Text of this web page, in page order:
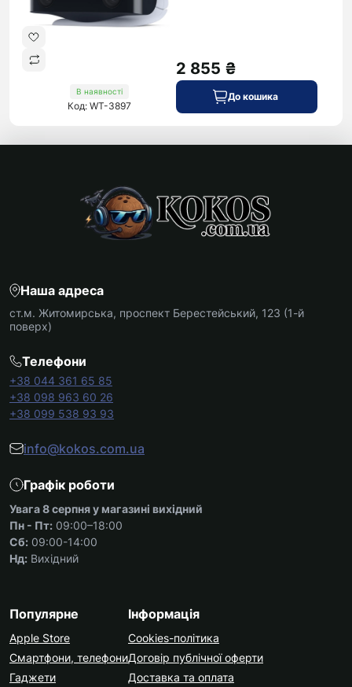
В наявності
Код: WT-3897
2 855 ₴
До кошика
Наша адреса
ст.м. Житомирська, проспект Берестейський, 123 (1-й
поверх)
Телефони
+38 044 361 65 85
+38 098 963 60 26
+38 099 538 93 93
info@kokos.com.ua
Графік роботи
Увага 8 серпня у магазині вихідний
Пн - Пт: 09:00–18:00
Сб: 09:00-14:00
Нд: Вихідний
Популярне
Apple Store
Смартфони, телефони
Гаджети
Інформація
Cookies-політика
Договір публічної оферти
Доставка та оплата